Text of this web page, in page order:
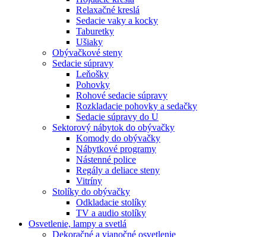
Relaxačné kreslá
Sedacie vaky a kocky
Taburetky
Ušiaky
Obývačkové steny
Sedacie súpravy
Leňošky
Pohovky
Rohové sedacie súpravy
Rozkladacie pohovky a sedačky
Sedacie súpravy do U
Sektorový nábytok do obývačky
Komody do obývačky
Nábytkové programy
Nástenné police
Regály a deliace steny
Vitríny
Stolíky do obývačky
Odkladacie stolíky
TV a audio stolíky
Osvetlenie, lampy a svetlá
Dekoračné a vianočné osvetlenie